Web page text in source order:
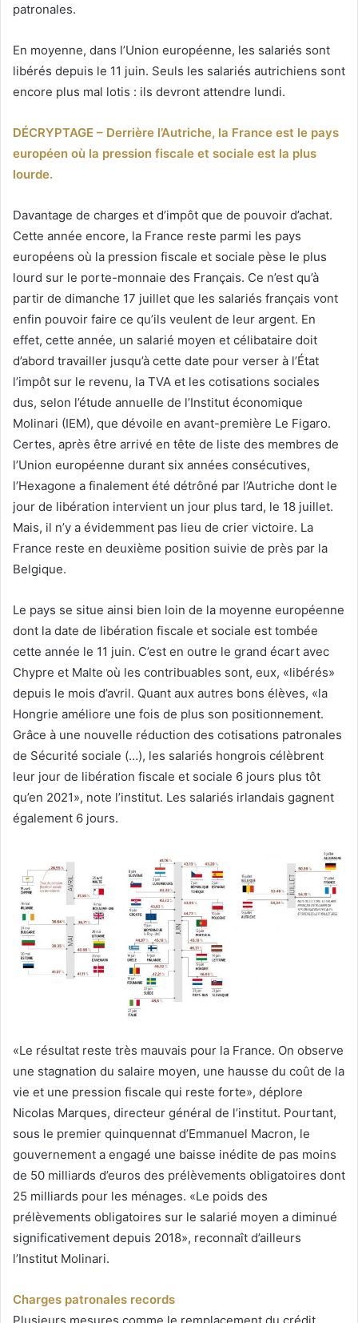
patronales.
En moyenne, dans l’Union européenne, les salariés sont
libérés depuis le 11 juin. Seuls les salariés autrichiens sont
encore plus mal lotis : ils devront attendre lundi.
DÉCRYPTAGE – Derrière l’Autriche, la France est le pays
européen où la pression fiscale et sociale est la plus
lourde.
Davantage de charges et d’impôt que de pouvoir d’achat.
Cette année encore, la France reste parmi les pays
européens où la pression fiscale et sociale pèse le plus
lourd sur le porte-monnaie des Français. Ce n’est qu’à
partir de dimanche 17 juillet que les salariés français vont
enfin pouvoir faire ce qu’ils veulent de leur argent. En
effet, cette année, un salarié moyen et célibataire doit
d’abord travailler jusqu’à cette date pour verser à l’État
l’impôt sur le revenu, la TVA et les cotisations sociales
dus, selon l’étude annuelle de l’Institut économique
Molinari (IEM), que dévoile en avant-première Le Figaro.
Certes, après être arrivé en tête de liste des membres de
l’Union européenne durant six années consécutives,
l’Hexagone a finalement été détrôné par l’Autriche dont le
jour de libération intervient un jour plus tard, le 18 juillet.
Mais, il n’y a évidemment pas lieu de crier victoire. La
France reste en deuxième position suivie de près par la
Belgique.
Le pays se situe ainsi bien loin de la moyenne européenne
dont la date de libération fiscale et sociale est tombée
cette année le 11 juin. C’est en outre le grand écart avec
Chypre et Malte où les contribuables sont, eux, «libérés»
depuis le mois d’avril. Quant aux autres bons élèves, «la
Hongrie améliore une fois de plus son positionnement.
Grâce à une nouvelle réduction des cotisations patronales
de Sécurité sociale (…), les salariés hongrois célèbrent
leur jour de libération fiscale et sociale 6 jours plus tôt
qu’en 2021», note l’institut. Les salariés irlandais gagnent
également 6 jours.
«Le résultat reste très mauvais pour la France. On observe
une stagnation du salaire moyen, une hausse du coût de la
vie et une pression fiscale qui reste forte», déplore
Nicolas Marques, directeur général de l’institut. Pourtant,
sous le premier quinquennat d’Emmanuel Macron, le
gouvernement a engagé une baisse inédite de pas moins
de 50 milliards d’euros des prélèvements obligatoires dont
25 milliards pour les ménages. «Le poids des
prélèvements obligatoires sur le salarié moyen a diminué
significativement depuis 2018», reconnaît d’ailleurs
l’Institut Molinari.
Charges patronales records